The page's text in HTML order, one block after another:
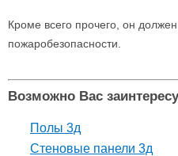
Кроме всего прочего, он
пожаробезопасности.
Возможно Вас
Полы 3д
Стеновые панели 3д